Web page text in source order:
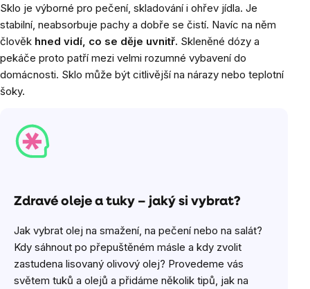
Sklo je výborné pro pečení, skladování i ohřev jídla. Je
stabilní, neabsorbuje pachy a dobře se čistí. Navíc na něm
člověk hned vidí, co se děje uvnitř. Skleněné dózy a
pekáče proto patří mezi velmi rozumné vybavení do
domácnosti. Sklo může být citlivější na nárazy nebo teplotní
šoky.
Zdravé oleje a tuky – jaký si vybrat?
Jak vybrat olej na smažení, na pečení nebo na salát?
Kdy sáhnout po přepuštěném másle a kdy zvolit
zastudena lisovaný olivový olej? Provedeme vás
světem tuků a olejů a přidáme několik tipů, jak na